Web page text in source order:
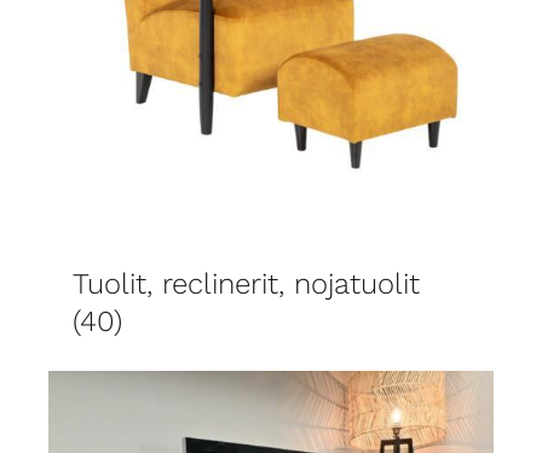
Tuolit, reclinerit, nojatuolit
(40)